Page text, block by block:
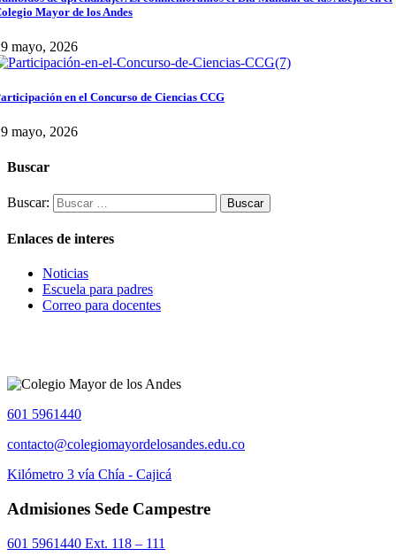
Mayor de los Andes
mayo, 2026
en el Concurso de Ciencias CCG
mayo, 2026
Buscar
Buscar:
Enlaces de interes
Noticias
Escuela para padres
Correo para docentes
601 5961440
contacto@colegiomayordelosandes.edu.co
Kilómetro 3 vía Chía - Cajicá
Admisiones Sede Campestre
601 5961440 Ext. 118 – 111